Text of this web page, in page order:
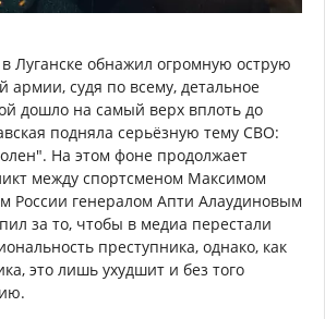
Луганске обнажил огромную острую
армии, судя по всему, детальное
дошло на самый верх вплоть до
подняла серьёзную тему СВО:
На этом фоне продолжает
между спортсменом Максимом
России генералом Апти Алаудиновым
за то, чтобы в медиа перестали
преступника, однако, как
это лишь ухудшит и без того